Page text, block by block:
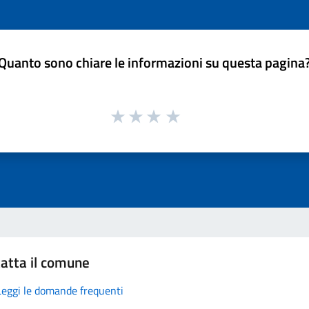
sono chiare le informazioni su questa
il comune
le domande frequenti